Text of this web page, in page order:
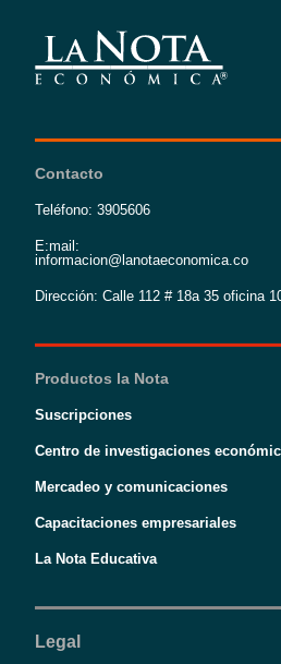
Contacto
Teléfono: 3905606
E:mail:
informacion@lanotaeconomica.co
Dirección: Calle 112 # 18a 35 oficina
Productos la Nota
Suscripciones
Centro de investigaciones
Mercadeo y comunicaciones
Capacitaciones empresariales
La Nota Educativa
Legal